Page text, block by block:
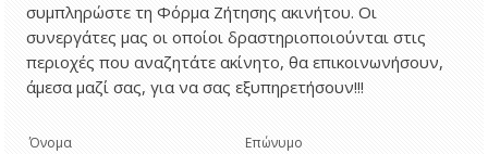
συμπληρώστε τη Φόρμα Ζήτησης ακινήτου. Οι
συνεργάτες μας οι οποίοι δραστηριοποιούνται στις
περιοχές που αναζητάτε ακίνητο, θα επικοινωνήσουν,
άμεσα μαζί σας, για να σας εξυπηρετήσουν!!!
Όνομα Επώνυμο